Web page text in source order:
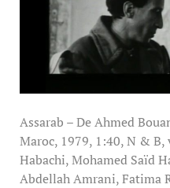
Assarab – De Ahmed
Maroc, 1979, 1:40, N & B,
Habachi, Mohamed Saïd
Abdellah Amrani, Fatima